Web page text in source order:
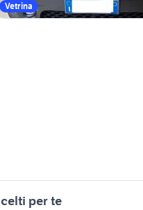
Vetrina
per te